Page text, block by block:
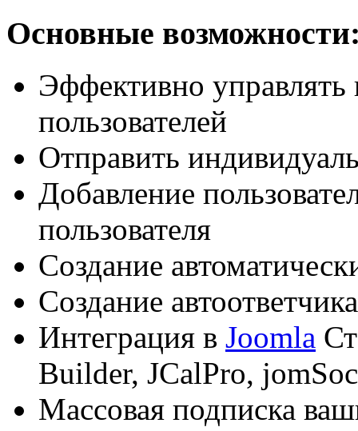
Основные
Эффективно
пользователей
Отправить
Добавление
пользователя
Создание
Создание
Интеграция в Joomla
Builder, JCalPro,
Массовая подписка